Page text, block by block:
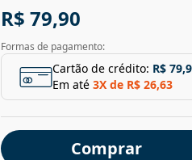
R$ 79,90
Formas de pagamento:
Cartão de crédito: R$
Em até 3X de R$ 26,63
Comprar